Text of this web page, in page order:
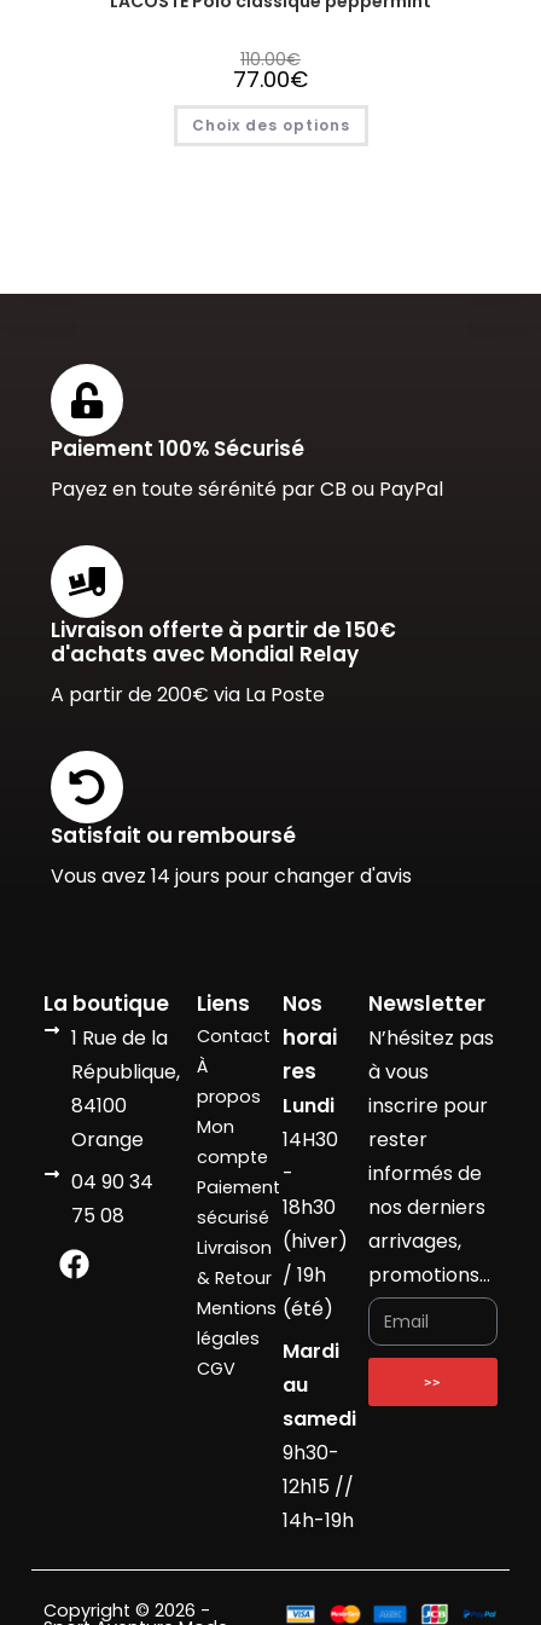
110.00€
77.00€
Choix des options
Paiement 100% Sécurisé
Payez en toute sérénité par CB ou PayPal
Livraison offerte à partir de 150€
d'achats avec Mondial Relay
A partir de 200€ via La Poste
Satisfait ou remboursé
Vous avez 14 jours pour changer d'avis
La boutique
1 Rue de la
République,
84100
Orange
04 90 34
75 08
Liens
Contact
À
propos
Mon
compte
Paiement
sécurisé
Livraison
& Retour
Mentions
légales
CGV
Nos
horai
res
Lundi
14H30
-
18h30
(hiver)
/ 19h
(été)
Mardi
au
samedi
9h30-
12h15 //
14h-19h
Newsletter
N’hésitez pas
à vous
inscrire pour
rester
informés de
nos derniers
arrivages,
promotions…
>>
Copyright © 2026 -